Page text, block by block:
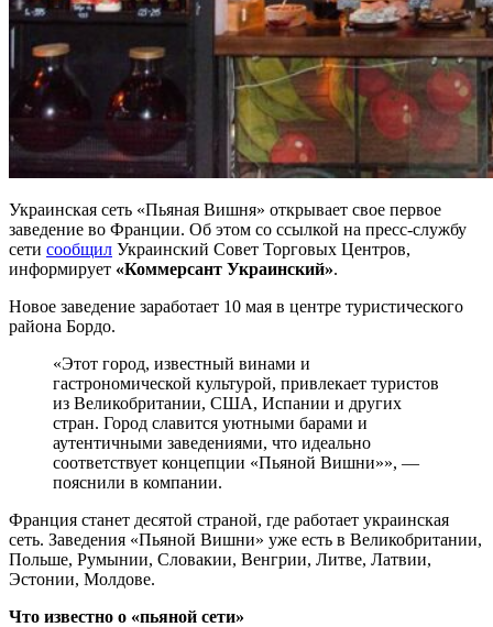
Украинская сеть «Пьяная Вишня» открывает свое первое
заведение во Франции. Об этом со ссылкой на пресс-службу
сети сообщил Украинский Совет Торговых Центров,
информирует «Коммерсант Украинский».
Новое заведение заработает 10 мая в центре туристического
района Бордо.
«Этот город, известный винами и
гастрономической культурой, привлекает туристов
из Великобритании, США, Испании и других
стран. Город славится уютными барами и
аутентичными заведениями, что идеально
соответствует концепции «Пьяной Вишни»», —
пояснили в компании.
Франция станет десятой страной, где работает украинская
сеть. Заведения «Пьяной Вишни» уже есть в Великобритании,
Польше, Румынии, Словакии, Венгрии, Литве, Латвии,
Эстонии, Молдове.
Что известно о «пьяной сети»